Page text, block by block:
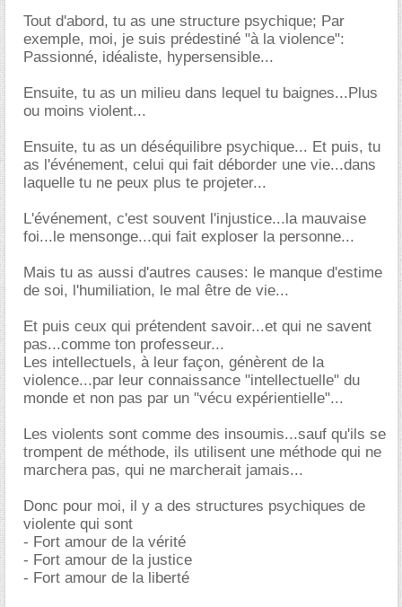
Tout d'abord, tu as une structure psychique; Par
exemple, moi, je suis prédestiné "à la violence":
Passionné, idéaliste, hypersensible...
Ensuite, tu as un milieu dans lequel tu baignes...Plus
ou moins violent...
Ensuite, tu as un déséquilibre psychique... Et puis, tu
as l'événement, celui qui fait déborder une vie...dans
laquelle tu ne peux plus te projeter...
L'événement, c'est souvent l'injustice...la mauvaise
foi...le mensonge...qui fait exploser la personne...
Mais tu as aussi d'autres causes: le manque d'estime
de soi, l'humiliation, le mal être de vie...
Et puis ceux qui prétendent savoir...et qui ne savent
pas...comme ton professeur...
Les intellectuels, à leur façon, génèrent de la
violence...par leur connaissance "intellectuelle" du
monde et non pas par un "vécu expérientielle"...
Les violents sont comme des insoumis...sauf qu'ils se
trompent de méthode, ils utilisent une méthode qui ne
marchera pas, qui ne marcherait jamais...
Donc pour moi, il y a des structures psychiques de
violente qui sont
- Fort amour de la vérité
- Fort amour de la justice
- Fort amour de la liberté